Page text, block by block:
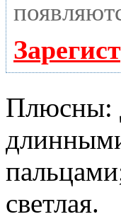
Плюсны:
светлая.